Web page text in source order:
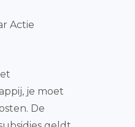
Actie
je moet
De